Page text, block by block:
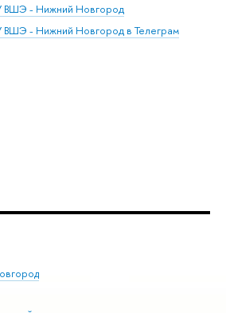
ВШЭ - Нижний Новгород
ВШЭ - Нижний Новгород в Телеграм